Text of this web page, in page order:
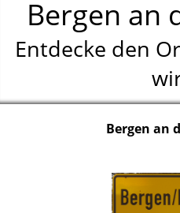
Bergen an
Entdecke den
Bergen an